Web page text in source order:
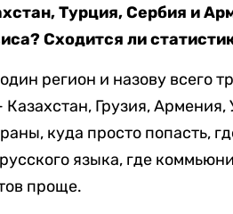
Турция, Сербия и
Сходится ли
регион и назову всего
Грузия,
куда просто попасть,
языка, где
проще.